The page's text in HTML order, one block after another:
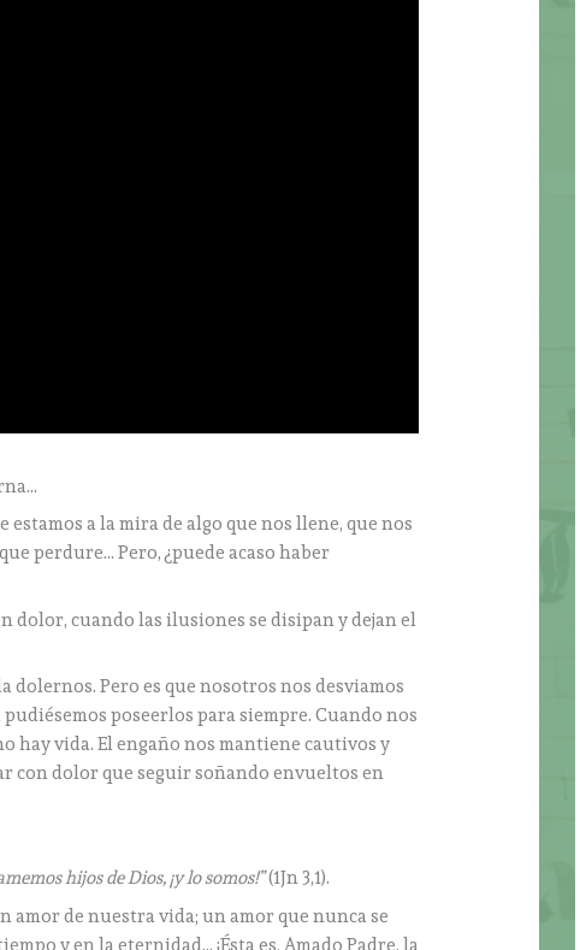
a la mira de algo que nos llene, que nos
perdure… Pero, ¿puede acaso haber
dolor, cuando las ilusiones se disipan y dejan el
dolernos. Pero es que nosotros nos desviamos
poseerlos para siempre. Cuando nos
hay vida. El engaño nos mantiene cautivos y
con dolor que seguir soñando envueltos en
hijos de Dios, ¡y lo somos!”(1Jn 3,1).
de nuestra vida; un amor que nunca se
y en la eternidad… ¡Ésta es, Amado Padre, la